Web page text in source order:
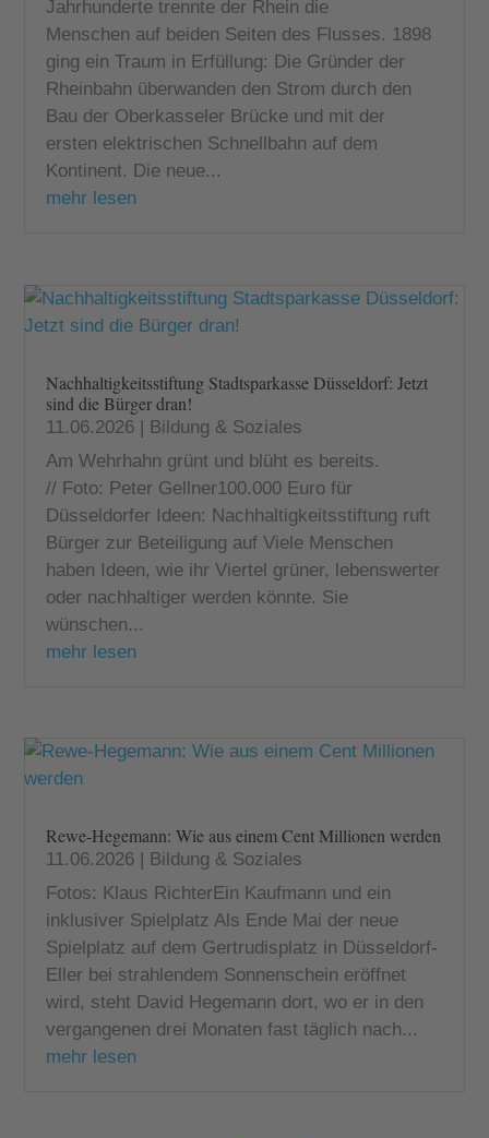
Jahrhunderte trennte der Rhein die
Menschen auf beiden Seiten des Flusses. 1898
ging ein Traum in Erfüllung: Die Gründer der
Rheinbahn überwanden den Strom durch den
Bau der Oberkasseler Brücke und mit der
ersten elektrischen Schnellbahn auf dem
Kontinent. Die neue...
mehr lesen
Nachhaltigkeitsstiftung Stadtsparkasse Düsseldorf: Jetzt
sind die Bürger dran!
11.06.2026 | Bildung & Soziales
Am Wehrhahn grünt und blüht es bereits.
// Foto: Peter Gellner100.000 Euro für
Düsseldorfer Ideen: Nachhaltigkeitsstiftung ruft
Bürger zur Beteiligung auf Viele Menschen
haben Ideen, wie ihr Viertel grüner, lebenswerter
oder nachhaltiger werden könnte. Sie
wünschen...
mehr lesen
Rewe-Hegemann: Wie aus einem Cent Millionen werden
11.06.2026
Bildung & Soziales
Fotos: Klaus RichterEin Kaufmann und ein
inklusiver Spielplatz Als Ende Mai der neue
Spielplatz auf dem Gertrudisplatz in Düsseldorf-
Eller bei strahlendem Sonnenschein eröffnet
wird, steht David Hegemann dort, wo er in den
vergangenen drei Monaten fast täglich nach...
mehr lesen